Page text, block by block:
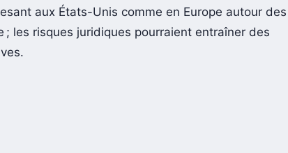
aux États-Unis comme en Europe autour des
; les risques juridiques pourraient entraîner des